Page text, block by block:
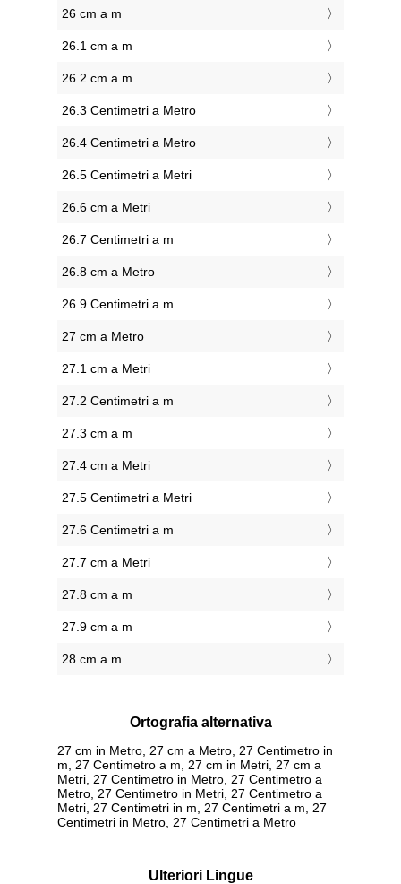
26 cm a m
26.1 cm a m
26.2 cm a m
26.3 Centimetri a Metro
26.4 Centimetri a Metro
26.5 Centimetri a Metri
26.6 cm a Metri
26.7 Centimetri a m
26.8 cm a Metro
26.9 Centimetri a m
27 cm a Metro
27.1 cm a Metri
27.2 Centimetri a m
27.3 cm a m
27.4 cm a Metri
27.5 Centimetri a Metri
27.6 Centimetri a m
27.7 cm a Metri
27.8 cm a m
27.9 cm a m
28 cm a m
Ortografia alternativa
27 cm in Metro, 27 cm a Metro, 27 Centimetro in
m, 27 Centimetro a m, 27 cm in Metri, 27 cm a
Metri, 27 Centimetro in Metro, 27 Centimetro a
Metro, 27 Centimetro in Metri, 27 Centimetro a
Metri, 27 Centimetri in m, 27 Centimetri a m, 27
Centimetri in Metro, 27 Centimetri a Metro
Ulteriori Lingue